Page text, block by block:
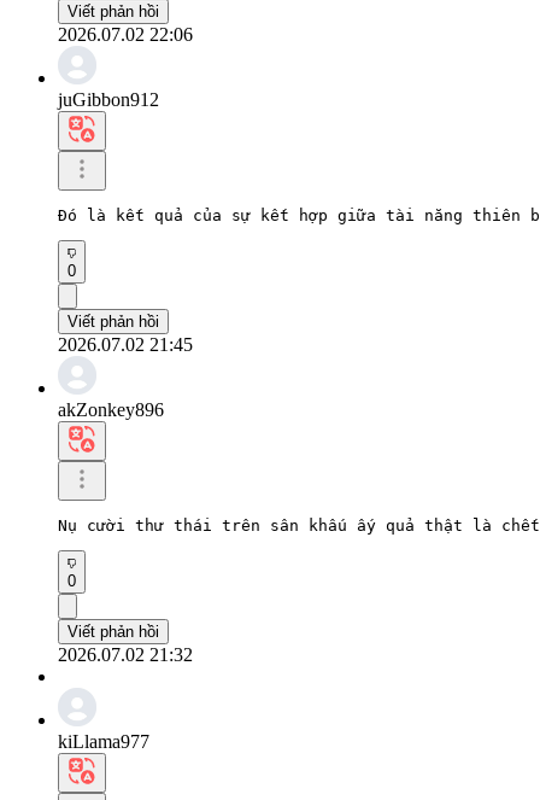
Viết phản hồi
2026.07.02 22:06
juGibbon912
Đó là kết quả của sự kết hợp giữa tài năng thiên
0
Viết phản hồi
2026.07.02 21:45
akZonkey896
Nụ cười thư thái trên sân khấu ấy quả thật là chết
0
Viết phản hồi
2026.07.02 21:32
kiLlama977